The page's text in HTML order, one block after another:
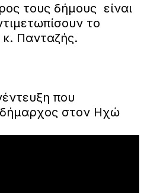
τους δήμους είναι
το
Πανταζής.
που
στον Ηχώ